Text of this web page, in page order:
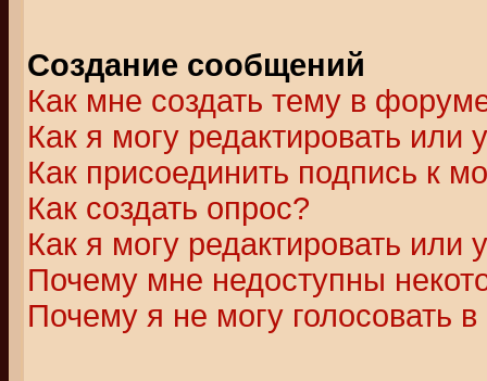
Создание сообщений
Как мне создать тему в
Как я могу редактировать или
Как присоединить подпись к
Как создать опрос?
Как я могу редактировать или
Почему мне недоступны
Почему я не могу голосовать